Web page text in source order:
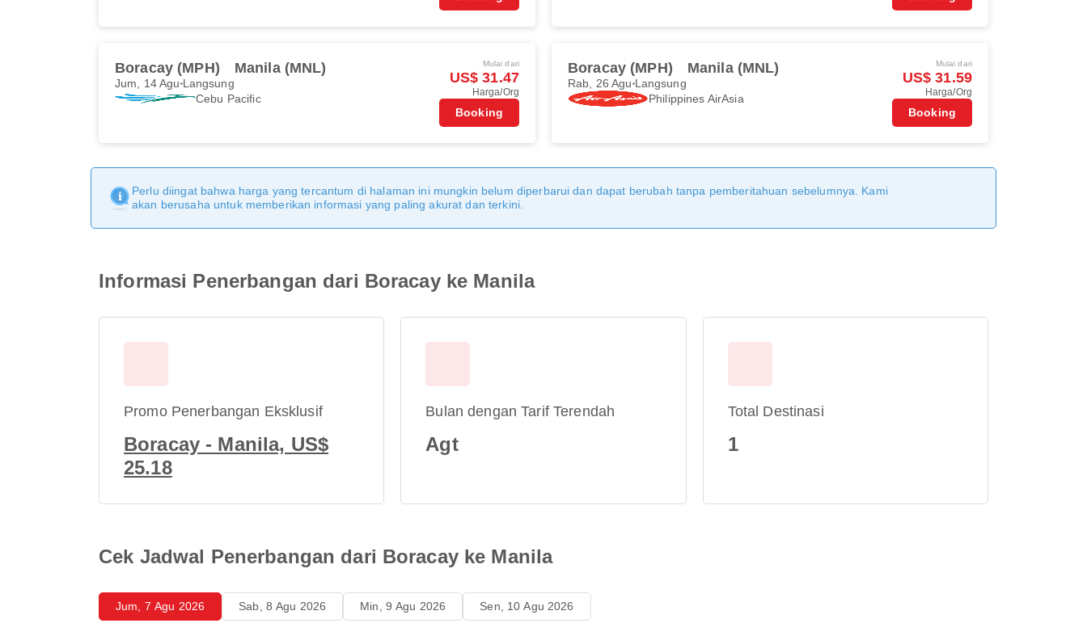
Boracay (MPH) Manila (MNL)
Jum, 14 Agu Langsung
Cebu Pacific
Mulai dari
US$ 31.47
Harga/Org
Booking
Boracay (MPH) Manila (MNL)
Rab, 26 Agu Langsung
Philippines AirAsia
Mulai dari
US$ 31.59
Harga/Org
Booking
Perlu diingat bahwa harga yang tercantum di halaman ini mungkin belum diperbarui dan dapat berubah tanpa pemberitahuan sebelumnya. Kami
akan berusaha untuk memberikan informasi yang paling akurat dan terkini.
Informasi Penerbangan dari Boracay ke Manila
Promo Penerbangan Eksklusif
Boracay - Manila, US$
25.18
Bulan dengan Tarif Terendah
Agt
Total Destinasi
1
Cek Jadwal Penerbangan dari Boracay ke Manila
Jum, 7 Agu 2026 Sab, 8 Agu 2026 Min, 9 Agu 2026 Sen, 10 Agu 2026